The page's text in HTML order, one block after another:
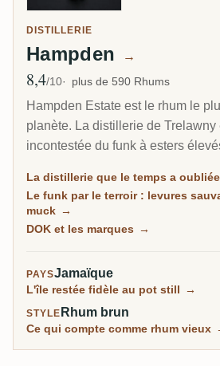
DISTILLERIE
Hampden →
Note moyenne
8,4/10 plus de 590 Rhums
Hampden Estate est le rhum le
planète. La distillerie de
incontestée du funk à esters
légal, et de loin la distillerie la plus
Familiale et 100 pour cent batch,
changé en un siècle, murs
La distillerie que le temps a oubliée
Le funk par le terroir : levures
muck →
DOK et les marques →
PAYSJamaïque
L'île restée fidèle au pot still →
STYLE Rhum brun
Ce qui compte comme rhum vieux